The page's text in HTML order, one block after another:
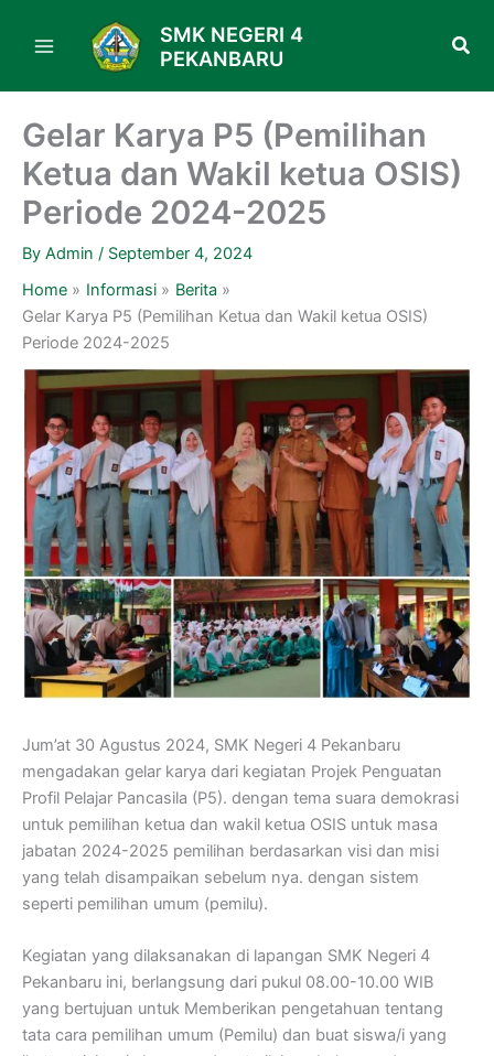
SMK NEGERI 4
PEKANBARU
Gelar Karya P5 (Pemilihan
Ketua dan Wakil ketua OSIS)
Periode 2024-2025
By Admin / September 4, 2024
Home
Informasi
Berita
Gelar Karya P5 (Pemilihan Ketua dan Wakil ketua OSIS)
Periode 2024-2025
Jum’at 30 Agustus 2024, SMK Negeri 4 Pekanbaru
mengadakan gelar karya dari kegiatan Projek Penguatan
Profil Pelajar Pancasila (P5). dengan tema suara demokrasi
untuk pemilihan ketua dan wakil ketua OSIS untuk masa
jabatan 2024-2025 pemilihan berdasarkan visi dan misi
yang telah disampaikan sebelum nya. dengan sistem
seperti pemilihan umum (pemilu).
Kegiatan yang dilaksanakan di lapangan SMK Negeri 4
Pekanbaru ini, berlangsung dari pukul 08.00-10.00 WIB
yang bertujuan untuk Memberikan pengetahuan tentang
tata cara pemilihan umum (Pemilu) dan buat siswa/i yang